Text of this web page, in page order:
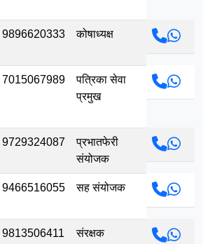
9896620333 कोषाध्यक्ष
7015067989
पत्रिका सेवा
प्रमुख
9729324087
प्रभातफेरी
संयोजक
9466516055 सह संयोजक
9813506411 संरक्षक